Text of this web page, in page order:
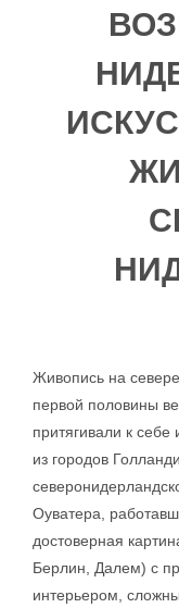
Живопись на
первой половины
притягивали к
из городов
Оуватера,
достоверная
Берлин, Далем) с
интерьером,